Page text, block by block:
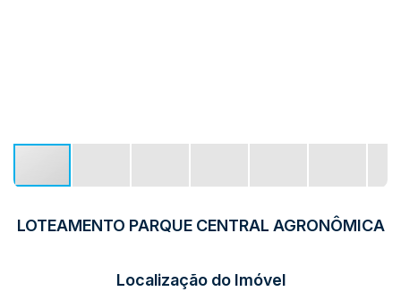
LOTEAMENTO PARQUE CENTRAL AGRONÔMICA
Localização do Imóvel